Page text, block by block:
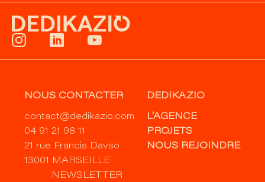
NOUS CONTACTER
contact@dedikazio.com
04 91 21 98 11
21 rue Francis Davso
13001 MARSEILLE
DEDIKAZIO
L'AGENCE
PROJETS
NOUS REJOINDRE
NEWSLETTER